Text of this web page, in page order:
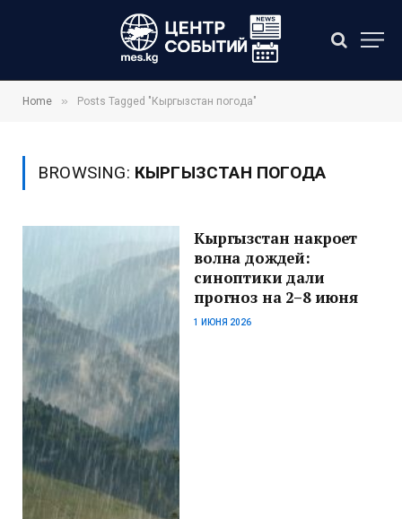
Home » Posts Tagged "Кыргызстан погода"
BROWSING: КЫРГЫЗСТАН ПОГОДА
Кыргызстан накроет
волна дождей:
синоптики дали
прогноз на 2–8 июня
1 ИЮНЯ 2026